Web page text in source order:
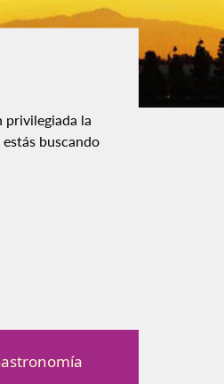
privilegiada la
buscando